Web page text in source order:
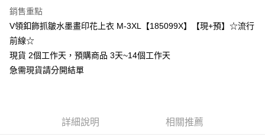
Google Pay
全支付
大哥付你分期
2.付款方式選擇「大哥付你分期」，訂單成立後會自動跳轉到大哥付的交易
銷售重點
V領釦飾抓皺水墨畫印花上衣 M-3XL【185099X】【現+預】☆流行
前線☆
現貨 2個工作天，預購商品 3天~14個工作天
急需現貨請分開結單
詳細說明 相關推薦